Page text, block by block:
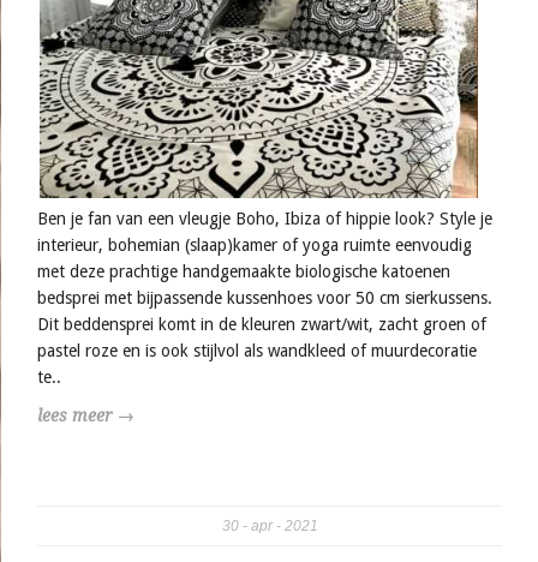
Ben je fan van een vleugje Boho, Ibiza of hippie look? Style je
interieur, bohemian (slaap)kamer of yoga ruimte eenvoudig
met deze prachtige handgemaakte biologische katoenen
bedsprei met bijpassende kussenhoes voor 50 cm sierkussens.
Dit beddensprei komt in de kleuren zwart/wit, zacht groen of
pastel roze en is ook stijlvol als wandkleed of muurdecoratie
te..
lees meer →
30 apr 2021